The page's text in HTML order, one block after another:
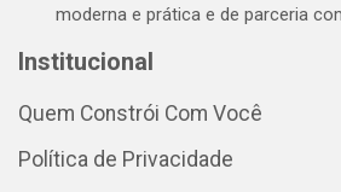
moderna e prática e de parceria
Institucional
Quem Constrói Com Você
Política de Privacidade